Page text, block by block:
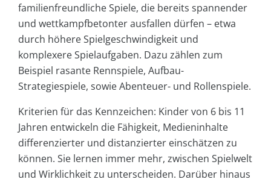
familienfreundliche Spiele, die bereits spannender
und wettkampfbetonter ausfallen dürfen – etwa
durch höhere Spielgeschwindigkeit und
komplexere Spielaufgaben. Dazu zählen zum
Beispiel rasante Rennspiele, Aufbau-
Strategiespiele, sowie Abenteuer- und Rollenspiele.
Kriterien für das Kennzeichen: Kinder von 6 bis 11
Jahren entwickeln die Fähigkeit, Medieninhalte
differenzierter und distanzierter einschätzen zu
können. Sie lernen immer mehr, zwischen Spielwelt
und Wirklichkeit zu unterscheiden. Darüber hinaus